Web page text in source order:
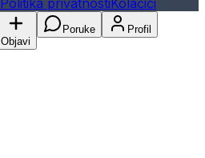
Politika privatnostiKolačići
Objavi
Poruke Profil